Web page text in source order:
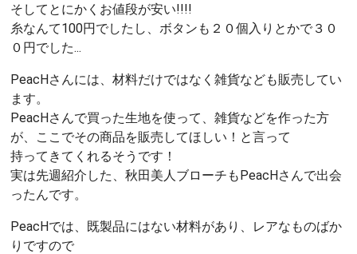
そしてとにかくお値段が安い!!!!
糸なんて100円でしたし、ボタンも２０個入りとかで３０
０円でした...
PeacHさんには、材料だけではなく雑貨なども販売してい
ます。
PeacHさんで買った生地を使って、雑貨などを作った方
が、ここでその商品を販売してほしい！と言って
持ってきてくれるそうです！
実は先週紹介した、秋田美人ブローチもPeacHさんで出会
ったんです。
PeacHでは、既製品にはない材料があり、レアなものばか
りですので